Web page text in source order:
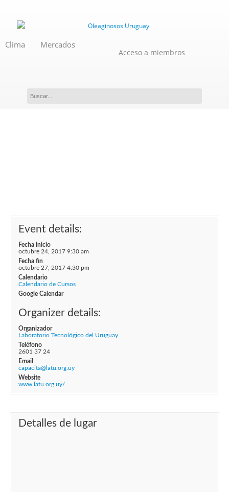
Clima Mercados
Acceso a miembros
Event details:
Fecha inicio
octubre 24, 2017 9:30 am
Fecha fin
octubre 27, 2017 4:30 pm
Calendario
Calendario de Cursos
Google Calendar
Organizer details:
Organizador
Laboratorio Tecnológico del Uruguay
Teléfono
2601 37 24
Email
capacita@latu.org.uy
Website
www.latu.org.uy/
Detalles de lugar